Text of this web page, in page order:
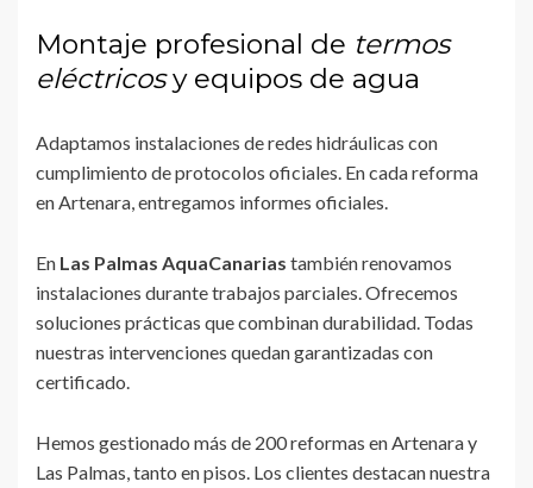
Montaje profesional de termos
eléctricosy equipos de agua
Adaptamos instalaciones de redes hidráulicas con
cumplimiento de protocolos oficiales. En cada reforma
en Artenara, entregamos informes oficiales.
En Las Palmas AquaCanarias también renovamos
instalaciones durante trabajos parciales. Ofrecemos
soluciones prácticas que combinan durabilidad. Todas
nuestras intervenciones quedan garantizadas con
certificado.
Hemos gestionado más de 200 reformas en Artenara y
Las Palmas, tanto en pisos. Los clientes destacan nuestra